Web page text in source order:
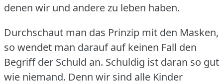
denen wir und andere zu leben haben.
Durchschaut man das Prinzip mit den Masken,
so wendet man darauf auf keinen Fall den
Begriff der Schuld an. Schuldig ist daran so gut
wie niemand. Denn wir sind alle Kinder